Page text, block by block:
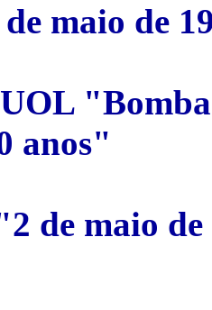
maio de
anos"
de maio